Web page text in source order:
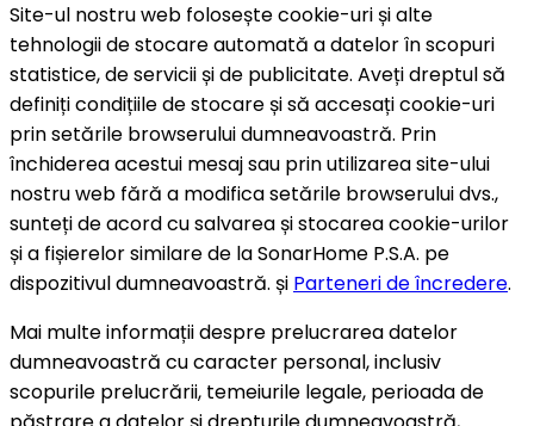
Site-ul nostru web folosește cookie-uri și alte
tehnologii de stocare automată a datelor în scopuri
statistice, de servicii și de publicitate. Aveți dreptul să
definiți condițiile de stocare și să accesați cookie-uri
prin setările browserului dumneavoastră. Prin
închiderea acestui mesaj sau prin utilizarea site-ului
nostru web fără a modifica setările browserului dvs.,
sunteți de acord cu salvarea și stocarea cookie-urilor
și a fișierelor similare de la SonarHome P.S.A. pe
dispozitivul dumneavoastră. și Parteneri de încredere.
Mai multe informații despre prelucrarea datelor
dumneavoastră cu caracter personal, inclusiv
scopurile prelucrării, temeiurile legale, perioada de